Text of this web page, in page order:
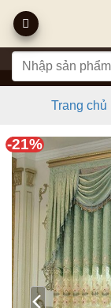
qua
nội
dung
Tìm
kiếm:
Trang chủ
-21%